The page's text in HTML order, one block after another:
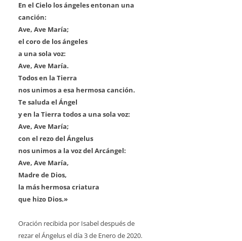
En el Cielo los ángeles entonan una
canción:
Ave, Ave María;
el coro de los ángeles
a una sola voz:
Ave, Ave María.
Todos en la Tierra
nos unimos a esa hermosa canción.
Te saluda el Ángel
y en la Tierra todos a una sola voz:
Ave, Ave María;
con el rezo del Ángelus
nos unimos a la voz del Arcángel:
Ave, Ave María,
Madre de Dios,
la más hermosa criatura
que hizo Dios.»
Oración recibida por Isabel después de
rezar el Ángelus el día 3 de Enero de 2020.